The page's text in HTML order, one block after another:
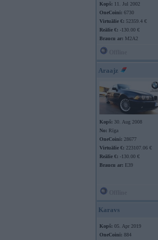
Kopš: 11. Jul 2002
OneCoini: 6730
Virtuālie €: 52359.4 €
Reālie €: -130.00 €
Braucu ar: M2A2
Araajz
Kopš: 30. Aug 2008
No: Rīga
OneCoini: 28677
Virtuālie €: 223107.06 €
Reālie €: -130.00 €
Braucu ar: E39
Karavs
Kopš: 05. Apr 2019
OneCoini: 884